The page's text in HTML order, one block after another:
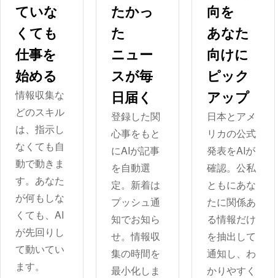
ていな
くても
仕事を
始める
情報収集な
どのスキル
は、指示し
なくても自
動で動きま
す。あなた
が何もしな
くても、AI
が先回りし
て動いてい
ます。
たかっ
た
ニュー
スが毎
日届く
登録した関
心事をもと
にAIが記事
を自動選
定。新着は
プッシュ通
知でお知ら
せ。情報収
集の時間を
最小化しま
向を
あなた
向けに
ピック
アップ
日本とアメ
リカの公式
発表をAIが
確認。公私
ともにあな
たに関係あ
る情報だけ
を抽出して
通知し、わ
かりやすく